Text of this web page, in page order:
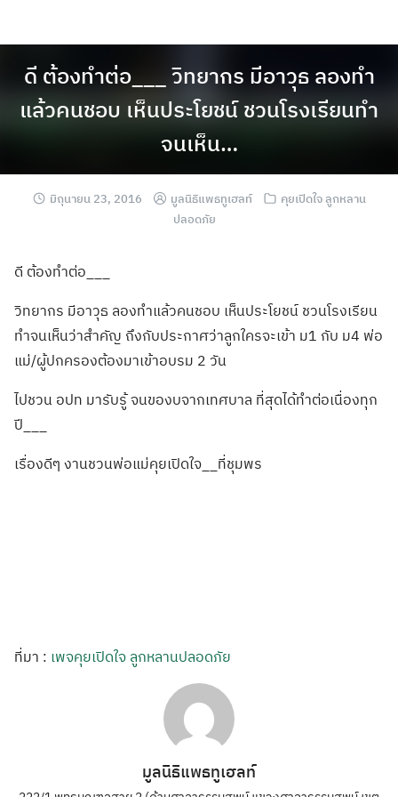
ดี ต้องทำต่อ___ วิทยากร มีอาวุธ ลองทำ
แล้วคนชอบ เห็นประโยชน์ ชวนโรงเรียนทำ
จนเห็น…
มิถุนายน 23, 2016 มูลนิธิแพธทูเฮลท์
คุยเปิดใจ ลูกหลาน
ปลอดภัย
ดี ต้องทำต่อ___
วิทยากร มีอาวุธ ลองทำแล้วคนชอบ เห็นประโยชน์ ชวนโรงเรียน
ทำจนเห็นว่าสำคัญ ถึงกับประกาศว่าลูกใครจะเข้า ม1 กับ ม4 พ่อ
แม่/ผู้ปกครองต้องมาเข้าอบรม 2 วัน
ไปชวน อปท มารับรู้ จนของบจากเทศบาล ที่สุดได้ทำต่อเนื่องทุก
ปี___
เรื่องดีๆ งานชวนพ่อแม่คุยเปิดใจ__ที่ชุมพร
ที่มา : เพจคุยเปิดใจ ลูกหลานปลอดภัย
มูลนิธิแพธทูเฮลท์